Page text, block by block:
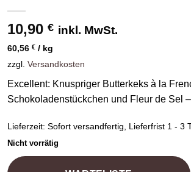
10,90 € inkl. MwSt.
60,56 € / kg
zzgl. Versandkosten
Excellent: Knuspriger Butterkeks à la
Schokoladenstückchen und Fleur de Sel
Lieferzeit: Sofort versandfertig, Lieferfrist 1 - 3
Nicht vorrätig